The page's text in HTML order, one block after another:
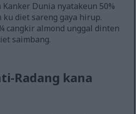
Dunia nyatakeun 50%
ku diet sareng gaya hirup.
cangkir almond unggal dinten
saimbang.
Radang kana